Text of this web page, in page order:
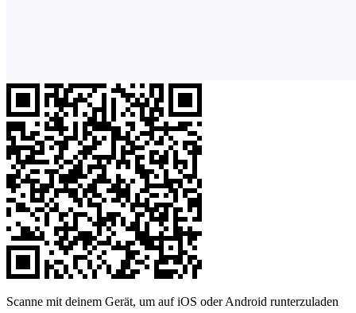
Scanne mit deinem Gerät, um auf iOS oder Android runterzuladen